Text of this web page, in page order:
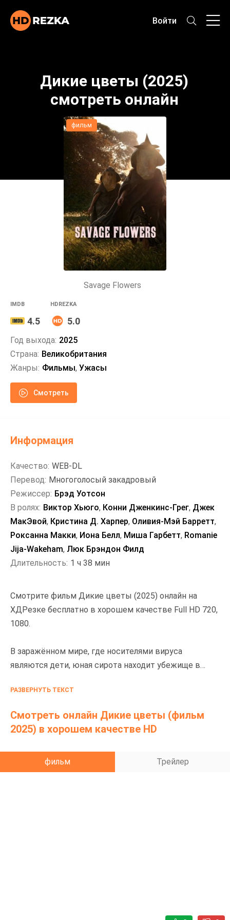
Войти
Дикие цветы (2025)
смотреть онлайн
фильм
Savage Flowers
IMDB
4.5
HDREZKA
5.0
Год выхода: 2025
Страна: Великобритания
Жанры: Фильмы, Ужасы
Смотреть
Смотрите фильм Дикие цветы (2025) онлайн на
ХДРезке бесплатно в хорошем качестве Full HD 720,
1080.
В заражённом мире, где носителями вируса
являются дети, юная сирота находит убежище в
бояться ей следует не внешнего мира, а тех девочек,
РАЗВЕРНУТЬ ТЕКСТ
Смотреть онлайн Дикие цветы (фильм
2025) в хорошем качестве HD
фильм Трейлер
Информация
Качество: WEB-DL
Перевод: Многоголосый закадровый
Режиссер: Брэд Уотсон
В ролях: Виктор Хьюго, Конни Дженкинс-Грег, Джек
МакЭвой, Кристина Д. Харпер, Оливия-Мэй Барретт,
Роксанна Макки, Иона Белл, Миша Гарбетт, Romanie
Jija-Wakeham, Люк Брэндон Филд
Длительность: 1 ч 38 мин